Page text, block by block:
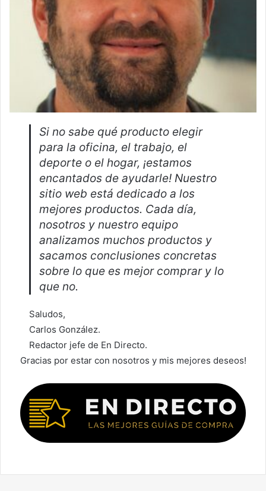
Si no sabe qué producto elegir
para la oficina, el trabajo, el
deporte o el hogar, ¡estamos
encantados de ayudarle! Nuestro
sitio web está dedicado a los
mejores productos. Cada día,
nosotros y nuestro equipo
analizamos muchos productos y
sacamos conclusiones concretas
sobre lo que es mejor comprar y lo
que no.
Saludos,
Carlos González.
Redactor jefe de En Directo.
Gracias por estar con nosotros y mis mejores deseos!